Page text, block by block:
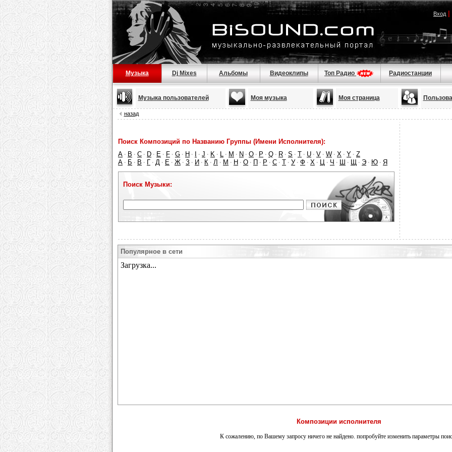
Вход|
Музыка Dj Mixes Альбомы Видеоклипы Топ Радио Радиостанции
Музыка пользователей Моя музыка Моя страница
назад
Поиск Композиций по Названию Группы (Имени Исполнителя):
A · B · C · D · E · F · G · H · · J · K · L · M · N · O · P · Q · R · S · T · U · V · W · X · Y · Z
А · Б · В · Г · Д · Е · Ж · З · И · К · Л · М · Н · О · П · Р · С · Т · У · Ф · Х · Ц · Ч · Ш · Щ · Э · Ю · Я
Поиск Музыки:
Популярное в сети
Композиции исполнителя
К сожалению, по Вашему запросу ничего не найдено. попробуйте изменить параметры